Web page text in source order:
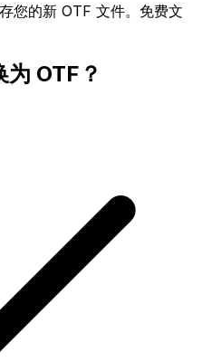
您的新 OTF 文件。免费文
OTF？